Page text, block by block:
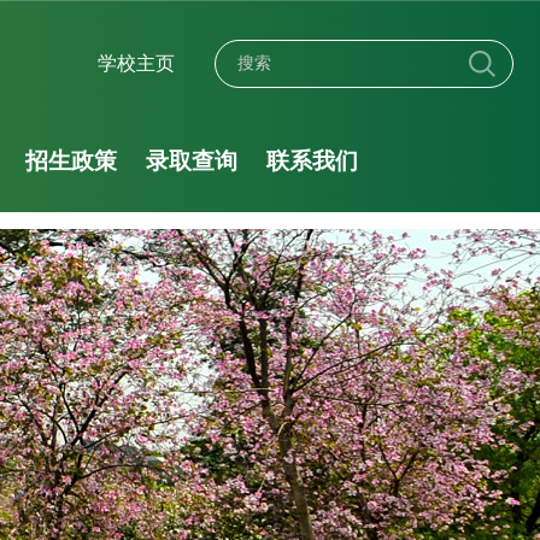
学校主页
招生政策 录取查询 联系我们